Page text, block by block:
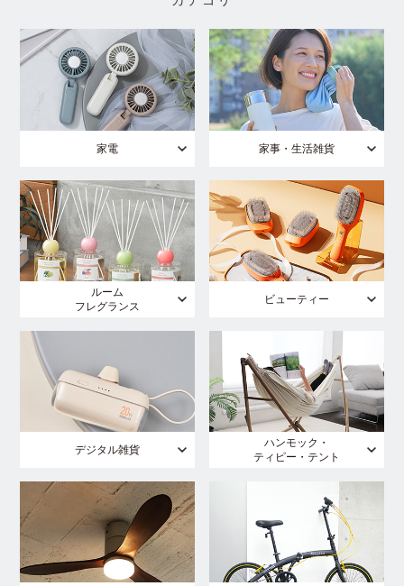
家電 家事・生活雑貨
ルーム
フレグランス
ビューティー
デジタル雑貨
ハンモック・
ティピー・テント